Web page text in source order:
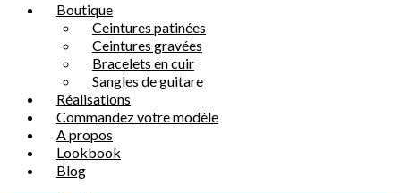
Boutique
Ceintures patinées
Ceintures gravées
Bracelets en cuir
Sangles de guitare
Réalisations
Commandez votre modèle
A propos
Lookbook
Blog